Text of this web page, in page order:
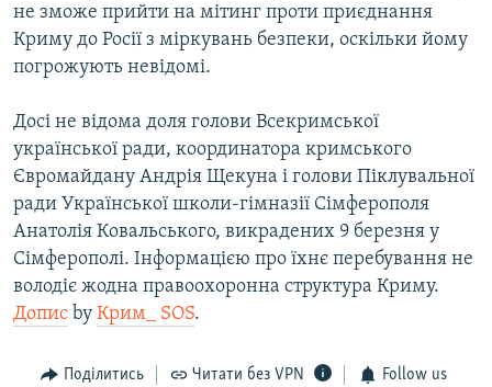
ІНФОГРАФІКА
Усі сайти RFE/RL
не зможе прийти на мітинг проти приєднання
Криму до Росії з міркувань безпеки, оскільки йому
погрожують невідомі.
Досі не відома доля голови Всекримської
української ради, координатора кримського
Євромайдану Андрія Щекуна і голови Піклувальної
ради Української школи-гімназії Сімферополя
Анатолія Ковальського, викрадених 9 березня у
Сімферополі. Інформацією про їхнє перебування не
володіє жодна правоохоронна структура Криму.
Допис by Крим_ SOS.
Поділитись Читати без VPN Follow us